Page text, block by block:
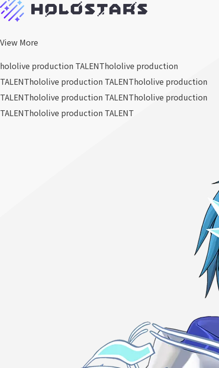
View More
hololive production TALENThololive production
TALENThololive production TALENThololive production
TALENThololive production TALENThololive production
TALENThololive production TALENT